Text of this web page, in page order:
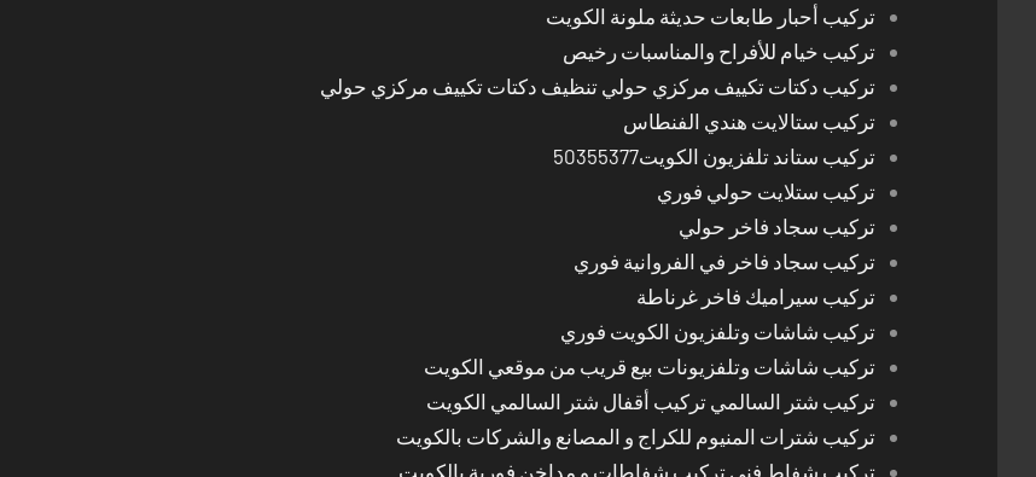
تركيب أحبار طابعات حديثة ملونة الكويت
تركيب خيام للأفراح والمناسبات رخيص
تركيب دكتات تكييف مركزي حولي تنظيف دكتات تكييف مركزي حولي
تركيب ستالايت هندي الفنطاس
تركيب ستاند تلفزيون الكويت50355377
تركيب ستلايت حولي فوري
تركيب سجاد فاخر حولي
تركيب سجاد فاخر في الفروانية فوري
تركيب سيراميك فاخر غرناطة
تركيب شاشات وتلفزيون الكويت فوري
تركيب شاشات وتلفزيونات بيع قريب من موقعي الكويت
تركيب شتر السالمي تركيب أقفال شتر السالمي الكويت
تركيب شترات المنيوم للكراج و المصانع والشركات بالكويت
تركيب شفاط فني تركيب شفاطات و مداخن فورية بالكويت